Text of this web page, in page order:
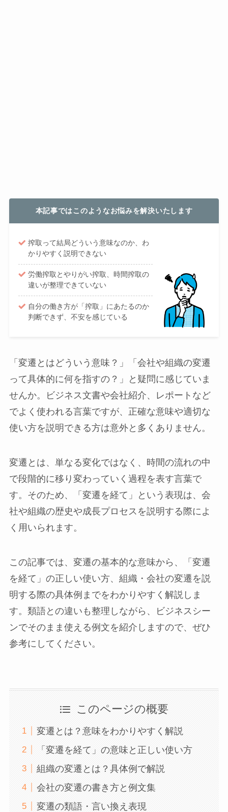
本記事ではこのようなお悩みを解決いたします
搾取って結局どういう意味なのか、わ
かりやすく説明できない
労働搾取とやりがい搾取、時間搾取の
違いが整理できていない
自分の働き方が「搾取」にあたるのか
判断できず、不安を感じている
「変遷とはどういう意味？」「会社や組織の変遷
って具体的に何を指すの？」と疑問に感じていま
せんか。ビジネス文書や会社紹介、レポートなど
でよく使われる言葉ですが、正確な意味や適切な
使い方を説明できる方は意外と多くありません。
変遷とは、単なる変化ではなく、時間の流れの中
で段階的に移り変わっていく過程を表す言葉で
す。そのため、「変遷を経て」という表現は、会
社や組織の歴史や成長プロセスを説明する際によ
く用いられます。
この記事では、変遷の基本的な意味から、「変遷
を経て」の正しい使い方、組織・会社の変遷を説
明する際の具体例までをわかりやすく解説しま
す。類語との違いも整理しながら、ビジネスシー
ンでそのまま使える例文を紹介しますので、ぜひ
参考にしてください。
このページの概要
変遷とは？意味をわかりやすく解説
「変遷を経て」の意味と正しい使い方
組織の変遷とは？具体例で解説
会社の変遷の書き方と例文集
変遷の類語・言い換え表現